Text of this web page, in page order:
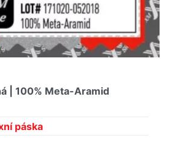
| 100% Meta-Aramid
páska